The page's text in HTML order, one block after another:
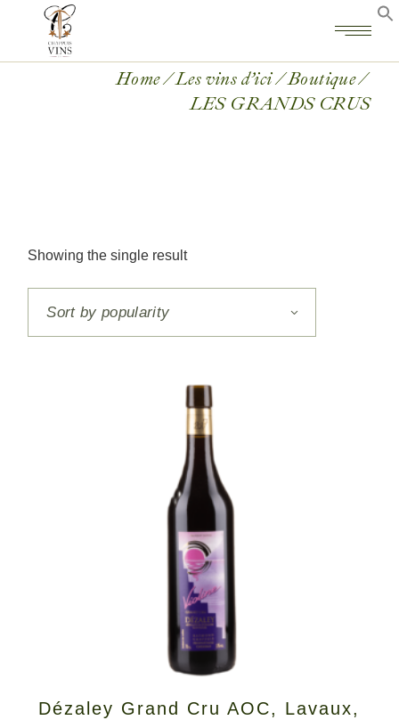
Home Les vins d’ici
Boutique
LES GRANDS CRUS
Showing the single result
Sort by popularity
Dézaley Grand Cru AOC, Lavaux,